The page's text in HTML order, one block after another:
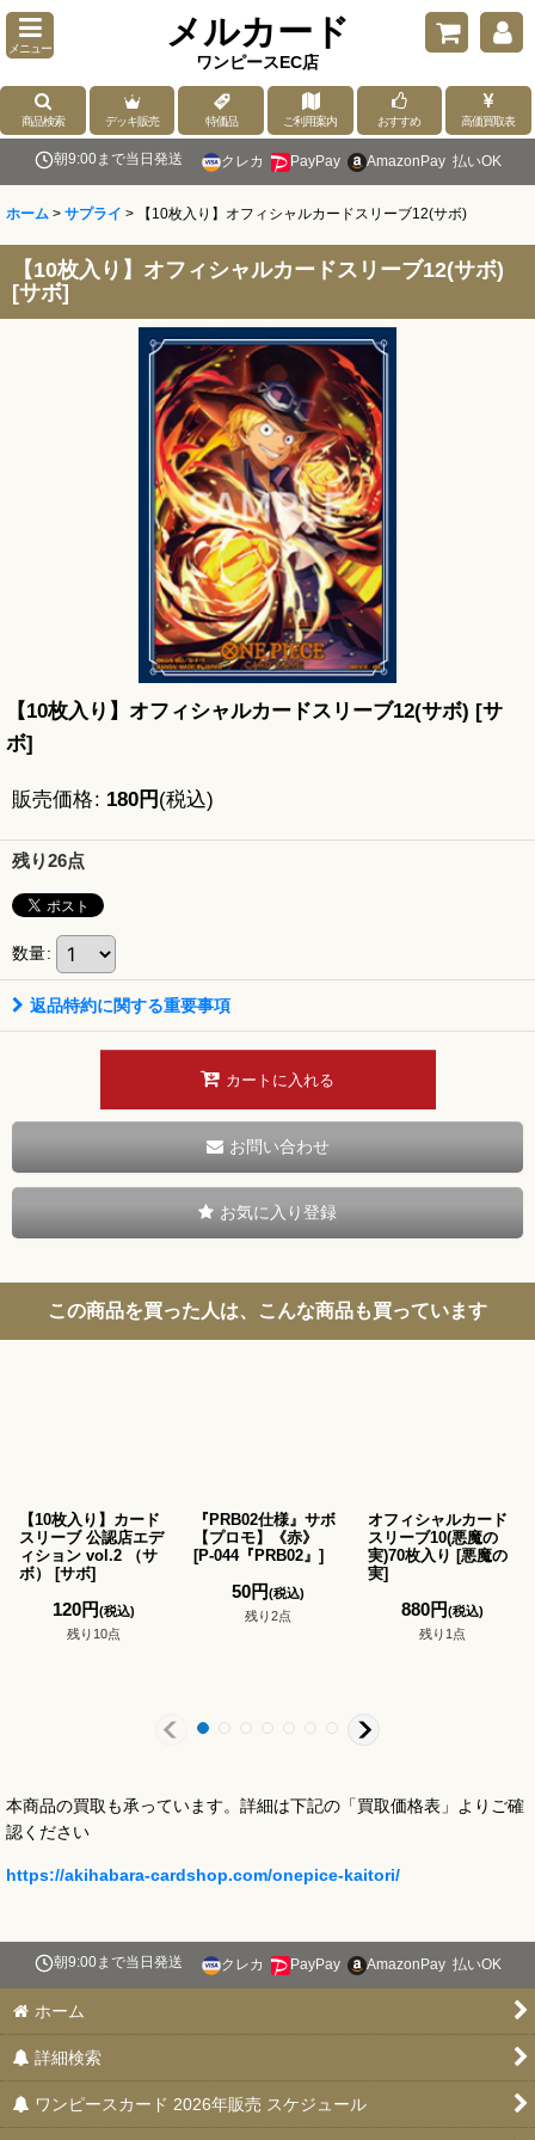
メニュー メルカード
ワンピースEC店
商品検索 デッキ販売 特価品 ご利用案内 おすすめ 高価買取表
朝9:00まで当日発送 クレカ PayPay AmazonPay 払いOK
ホーム > サプライ > 【10枚入り】オフィシャルカードスリーブ12(サボ)
【10枚入り】オフィシャルカードスリーブ12(サボ)
[サボ]
【10枚入り】オフィシャルカードスリーブ12(サボ) [サ
ボ]
販売価格: 180円 (税込)
残り26点
数量:
返品特約に関する重要事項
カートに入れる
お問い合わせ
お気に入り登録
この商品を買った人は、こんな商品も買っています
【10枚入り】カード
スリーブ 公認店エデ
ィション vol.2 （サ
ボ）
[サボ]
120円(税込)
残り10点
『PRB02仕様』サボ
【プロモ】《赤》
[P-044『PRB02』 ]
50円(税込)
残り2点
オフィシャルカード
スリーブ10(悪魔の
実)70枚入り [悪魔の
実]
880円(税込)
残り1点
本商品の買取も承っています。詳細は下記の「買取価格表」よりご確
認ください
https://akihabara-cardshop.com/onepice-kaitori/
朝9:00まで当日発送 クレカ PayPay AmazonPay 払いOK
ホーム
詳細検索
ワンピースカード 2026年販売 スケジュール